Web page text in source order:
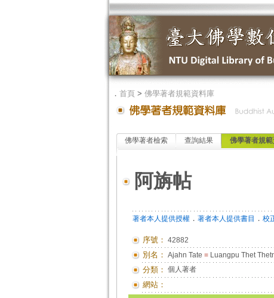
． 首頁> 佛學著者規範資料庫
佛學著者檢索 查詢結果 佛學著者規
阿旃帖
著者本人提供授權． 著者本人提供書目 ． 校
序號： 42882
別名： Ajahn Tate =Luangpu Thet
分類： 個人著者
網站：